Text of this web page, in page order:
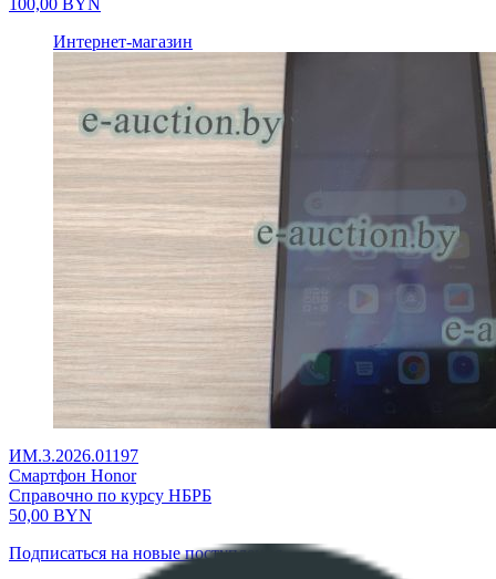
100,00 BYN
Интернет-магазин
ИМ.3.2026.01197
Смартфон Honor
Справочно по курсу НБРБ
50,00 BYN
Подписаться на новые поступления